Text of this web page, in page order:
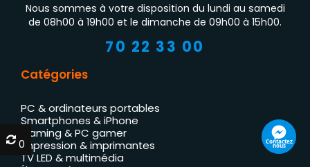
Nous sommes à votre disposition du lundi au samedi
de 08h00 à 19h00 et le dimanche de 09h00 à 15h00.
70 22 33 00
Catégories
PC & ordinateurs portables
Smartphones & iPhone
Gaming & PC gamer
Impression & imprimantes
TV LED & multimédia
Contactez
nous
0
0